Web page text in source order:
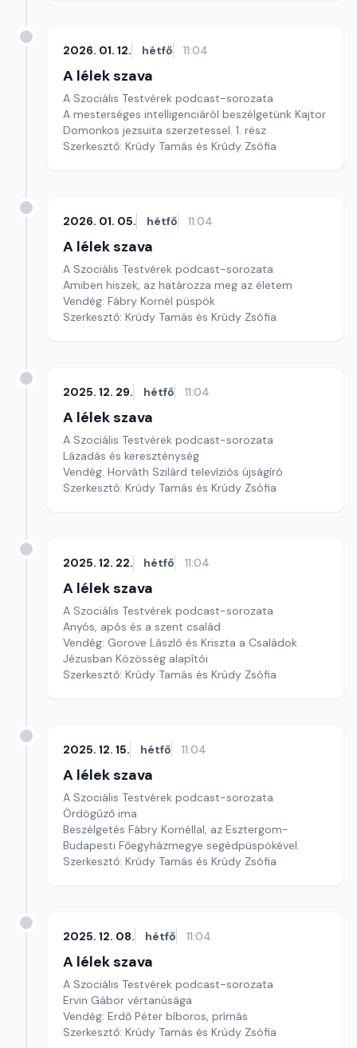
2026. 01. 12. hétfő 11:04
A lélek szava
A Szociális Testvérek podcast-sorozata
A mesterséges intelligenciáról beszélgetünk Kajtor
Domonkos jezsuita szerzetessel. 1. rész
Szerkesztő: Krúdy Tamás és Krúdy Zsófia
2026. 01. 05. hétfő 11:04
A lélek szava
A Szociális Testvérek podcast-sorozata
Amiben hiszek, az határozza meg az életem
Vendég: Fábry Kornél püspök
Szerkesztő: Krúdy Tamás és Krúdy Zsófia
2025. 12. 29. hétfő 11:04
A lélek szava
A Szociális Testvérek podcast-sorozata
Lázadás és kereszténység
Vendég: Horváth Szilárd televíziós újságíró
Szerkesztő: Krúdy Tamás és Krúdy Zsófia
2025. 12. 22. hétfő 11:04
A lélek szava
A Szociális Testvérek podcast-sorozata
Anyós, após és a szent család
Vendég: Gorove László és Kriszta a Családok
Jézusban Közösség alapítói
Szerkesztő: Krúdy Tamás és Krúdy Zsófia
2025. 12. 15. hétfő 11:04
A lélek szava
A Szociális Testvérek podcast-sorozata
Ördögűző ima
Beszélgetés Fábry Kornéllal, az Esztergom-
Budapesti Főegyházmegye segédpüspökével.
Szerkesztő: Krúdy Tamás és Krúdy Zsófia
2025. 12. 08. hétfő 11:04
A lélek szava
A Szociális Testvérek podcast-sorozata
Ervin Gábor vértanúsága
Vendég: Erdő Péter bíboros, prímás
Szerkesztő: Krúdy Tamás és Krúdy Zsófia